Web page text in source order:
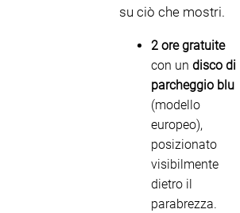
su ciò che mostri.
2 ore gratuite
con un disco di
parcheggio blu
(modello
europeo),
posizionato
visibilmente
dietro il
parabrezza.